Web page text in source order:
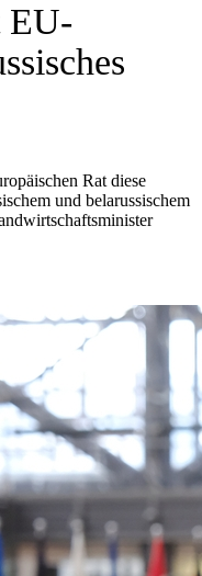
EU-
Rat diese
und belarussischem